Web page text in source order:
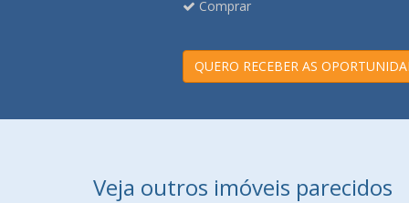
Comprar
QUERO RECEBER AS
Veja outros imóveis parecidos